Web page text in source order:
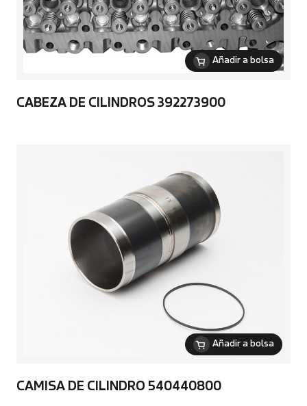
Añadir a bolsa
CABEZA DE CILINDROS 392273900
Añadir a bolsa
CAMISA DE CILINDRO 540440800